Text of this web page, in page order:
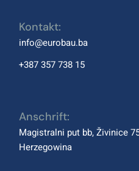
Kontakt:
info@eurobau.ba
+387 357 738 15
Anschrift:
Magistralni put bb, Živinice
Herzegowina